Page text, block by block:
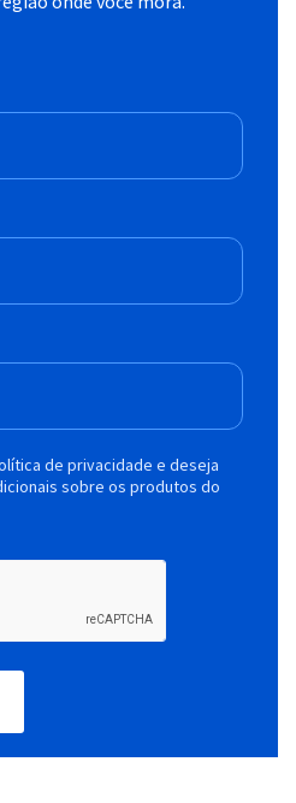
de privacidade e deseja
sobre os produtos do